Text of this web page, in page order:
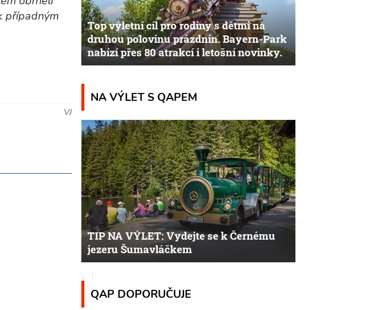
případným
VJ
Top výletní cíl pro rodiny s dětmi na
druhou polovinu prázdnin. Bayern-Park
nabízí přes 80 atrakcí i letošní novinky.
NA VÝLET S QAPEM
TIP NA VÝLET: Vydejte se k Černému
jezeru Šumavláčkem
QAP DOPORUČUJE